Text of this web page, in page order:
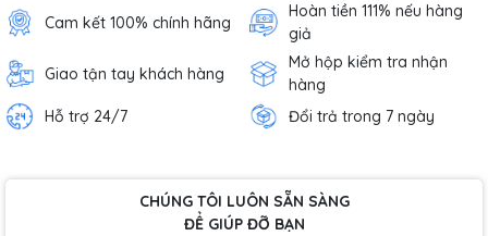
Cam kết 100% chính hãng
Hoàn tiền 111% nếu hàng
giả
Giao tận tay khách hàng
Mở hộp kiểm tra nhận
hàng
Hỗ trợ 24/7
Đổi trả trong 7 ngày
CHÚNG TÔI LUÔN SẴN SÀNG
ĐỂ GIÚP ĐỠ BẠN